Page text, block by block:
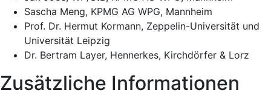
Sascha Meng, KPMG AG WPG, Mannheim
Prof. Dr. Hermut Kormann, Zeppelin-Universität und
Universität Leipzig
Dr. Bertram Layer, Hennerkes, Kirchdörfer & Lorz
Zusätzliche Informationen